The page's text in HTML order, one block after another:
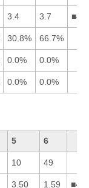
3.4 3.7
30.8% 66.7%
0.0% 0.0%
0.0% 0.0%
5 6
10 49
3.50 1.59